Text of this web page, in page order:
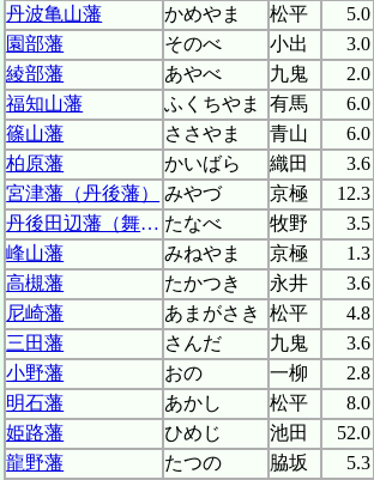
丹波亀山藩 かめやま 松平 5.0
園部藩
そのべ 小出 3.0
綾部藩
あやべ 九鬼 2.0
福知山藩
ふくちやま 有馬 6.0
篠山藩
ささやま 青山 6.0
柏原藩
かいばら 織田 3.6
宮津藩（丹後藩）
みやづ 京極 12.3
丹後田辺藩（舞鶴藩） たなべ 牧野 3.5
峰山藩
みねやま 京極 1.3
高槻藩
たかつき 永井 3.6
尼崎藩
あまがさき 松平 4.8
三田藩
さんだ 九鬼 3.6
小野藩
おの 一柳 2.8
明石藩
あかし 松平 8.0
姫路藩
ひめじ 池田 52.0
龍野藩
たつの 脇坂 5.3